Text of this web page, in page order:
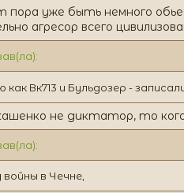
пора уже быть немного
агресор всего
как Вк713 и Бульдозер -
не диктатор, то
в Чечне,